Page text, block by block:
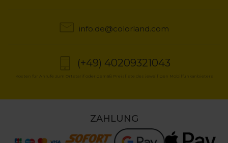
info.de@colorland.com
(+49) 40209321043
Kosten für Anrufe zum Ortstarif oder gemäß Preisliste des jeweiligen Mobilfunkanbieters
ZAHLUNG